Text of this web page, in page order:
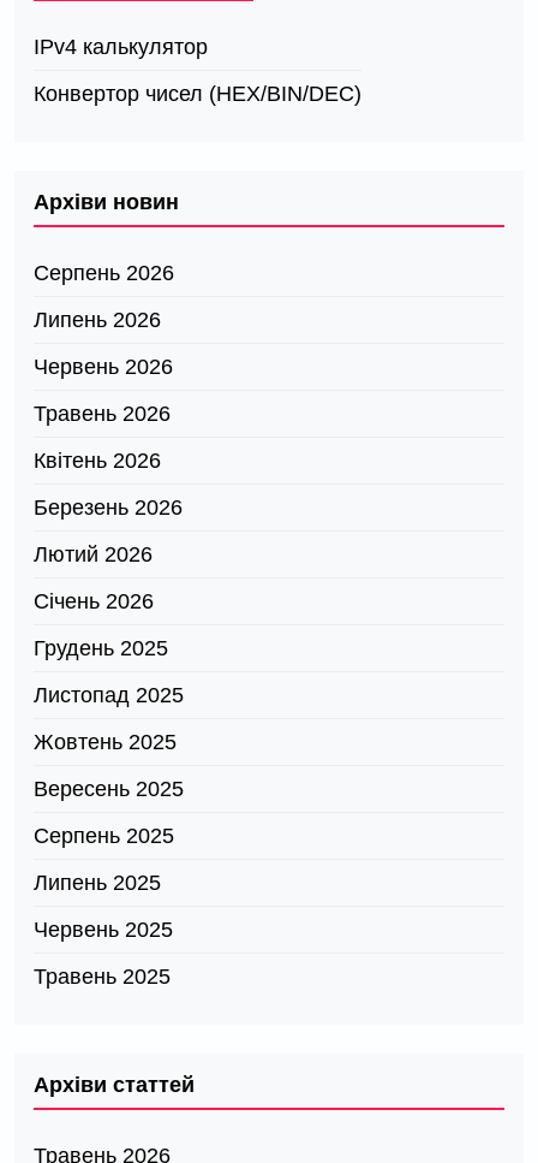
IPv4 калькулятор
Конвертор чисел (HEX/BIN/DEC)
Архіви новин
Серпень 2026
Липень 2026
Червень 2026
Травень 2026
Квітень 2026
Березень 2026
Лютий 2026
Січень 2026
Грудень 2025
Листопад 2025
Жовтень 2025
Вересень 2025
Серпень 2025
Липень 2025
Червень 2025
Травень 2025
Архіви статтей
Травень 2026